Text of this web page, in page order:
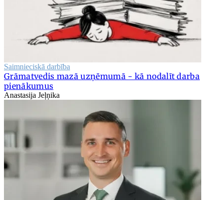
Saimnieciskā darbība
Grāmatvedis mazā uzņēmumā - kā nodalīt darba
pienākumus
Anastasija Jeļņika